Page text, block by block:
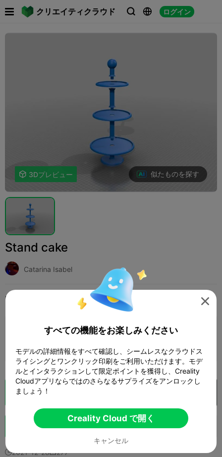
クリエイティクラウド   ログイン

 3Dプレビュー 似たものを探す
Stand cake
Catarina Isabel
印刷設定 家庭用品  室内装飾とオーナメント 
 印刷設定を追加
クラウドスライス
ブースト 135
2021-12-28277

すべての機能をお楽しみください
モデルの詳細情報をすべて確認し、シームレスなクラウドス
ライシングとワンクリック印刷をご利用いただけます。モデ
ルとインタラクションして限定ポイントを獲得し、Creality
Cloudアプリならではのさらなるサプライズをアンロックし
ましょう！
Creality Cloud で開く
キャンセル